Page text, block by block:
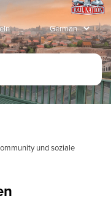
und soziale